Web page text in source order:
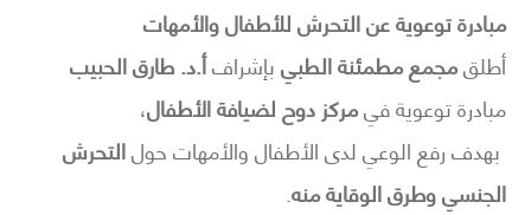
مبادرة توعوية عن التحرش للأطفال والأمهات
أطلقمجمع مطمئنة الطبيبإشرافأ.د. طارق الحبيب
مبادرة توعوية فيمركز دوح لضيافة الأطفال،
بهدف رفع الوعي لدى الأطفال والأمهات حولالتحرش
الجنسي وطرق الوقاية منه.